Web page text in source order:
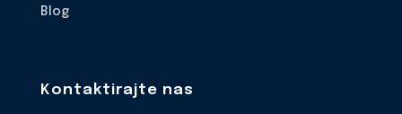
Blog
Kontaktirajte nas